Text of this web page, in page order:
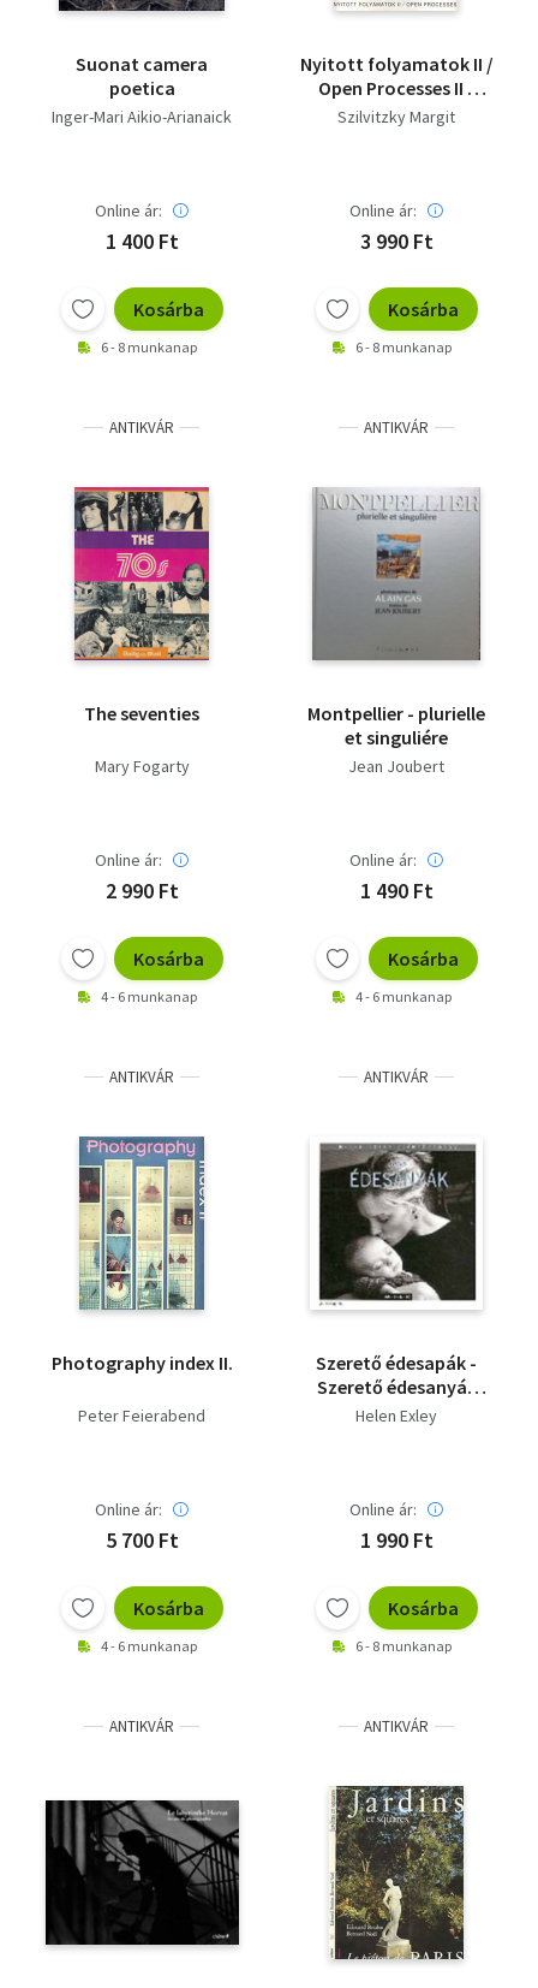
Suonat camera
poetica
Inger-Mari Aikio-Arianaick
Online ár:
1 400 Ft
Kosárba
6 - 8 munkanap
Nyitott folyamatok II /
Open Processes II -
Magyar-Angol
Szilvitzky Margit
Online ár:
3 990 Ft
Kosárba
6 - 8 munkanap
ANTIKVÁR
The seventies
Mary Fogarty
Online ár:
2 990 Ft
Kosárba
4 - 6 munkanap
ANTIKVÁR
Montpellier - plurielle
et singuliére
Jean Joubert
Online ár:
1 490 Ft
Kosárba
4 - 6 munkanap
ANTIKVÁR
Photography index II.
Peter Feierabend
Online ár:
5 700 Ft
Kosárba
4 - 6 munkanap
ANTIKVÁR
Szerető édesapák -
Szerető édesanyák
Helen Exley
Helen Exley
Online ár:
1 990 Ft
Kosárba
6 - 8 munkanap
ANTIKVÁR ANTIKVÁR